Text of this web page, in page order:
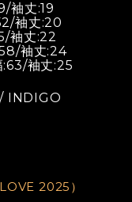
袖丈:19
袖丈:20
袖丈:22
袖丈:24
袖丈:25
INDIGO
2025）